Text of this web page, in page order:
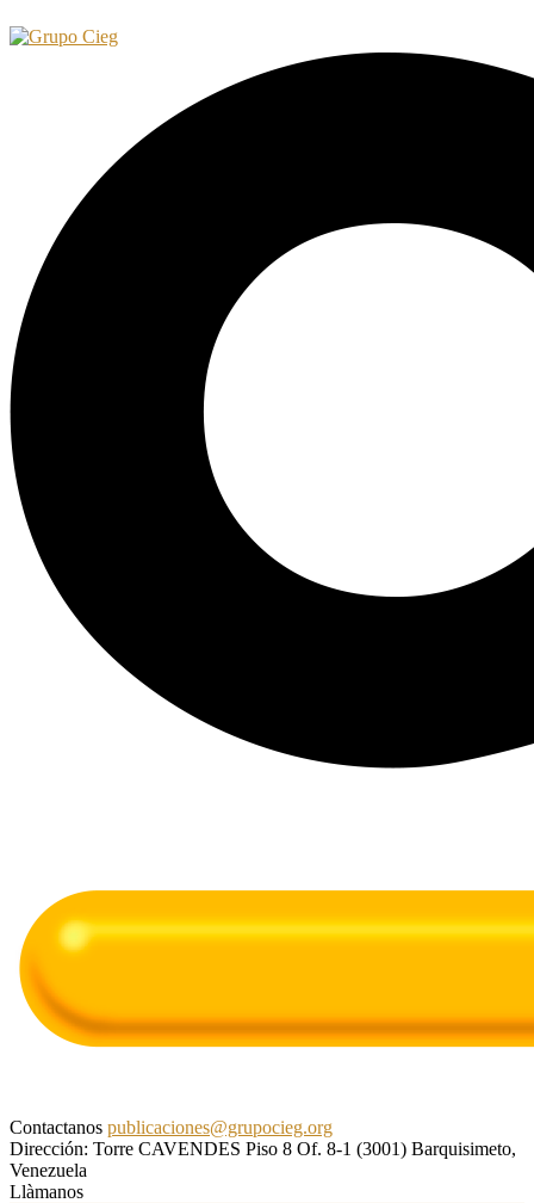
Contactanos publicaciones@grupocieg.org
Dirección: Torre CAVENDES Piso 8 Of. 8-1 (3001) Barquisimeto,
Venezuela
Llàmanos